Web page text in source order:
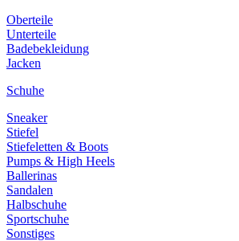
Oberteile
Unterteile
Badebekleidung
Jacken
Schuhe
Sneaker
Stiefel
Stiefeletten & Boots
Pumps & High Heels
Ballerinas
Sandalen
Halbschuhe
Sportschuhe
Sonstiges